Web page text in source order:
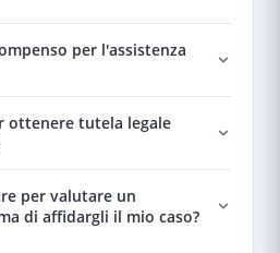
per l'assistenza
ottenere tutela legale
per valutare un
di affidargli il mio caso?